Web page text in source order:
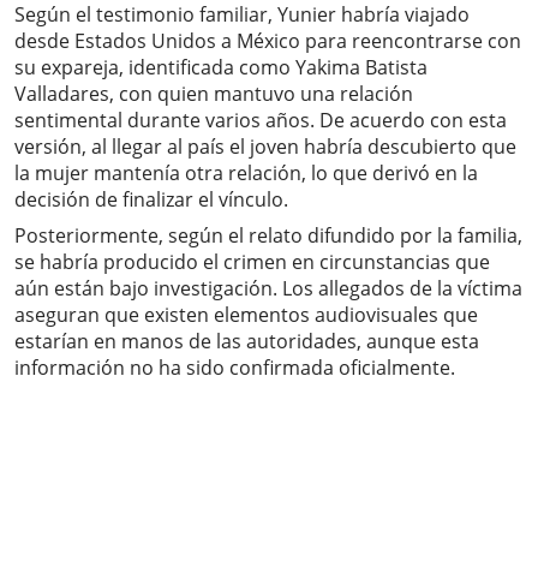
Según el testimonio familiar, Yunier habría viajado
desde Estados Unidos a México para reencontrarse con
su expareja, identificada como Yakima Batista
Valladares, con quien mantuvo una relación
sentimental durante varios años. De acuerdo con esta
versión, al llegar al país el joven habría descubierto que
la mujer mantenía otra relación, lo que derivó en la
decisión de finalizar el vínculo.
Posteriormente, según el relato difundido por la familia,
se habría producido el crimen en circunstancias que
aún están bajo investigación. Los allegados de la víctima
aseguran que existen elementos audiovisuales que
estarían en manos de las autoridades, aunque esta
información no ha sido confirmada oficialmente.